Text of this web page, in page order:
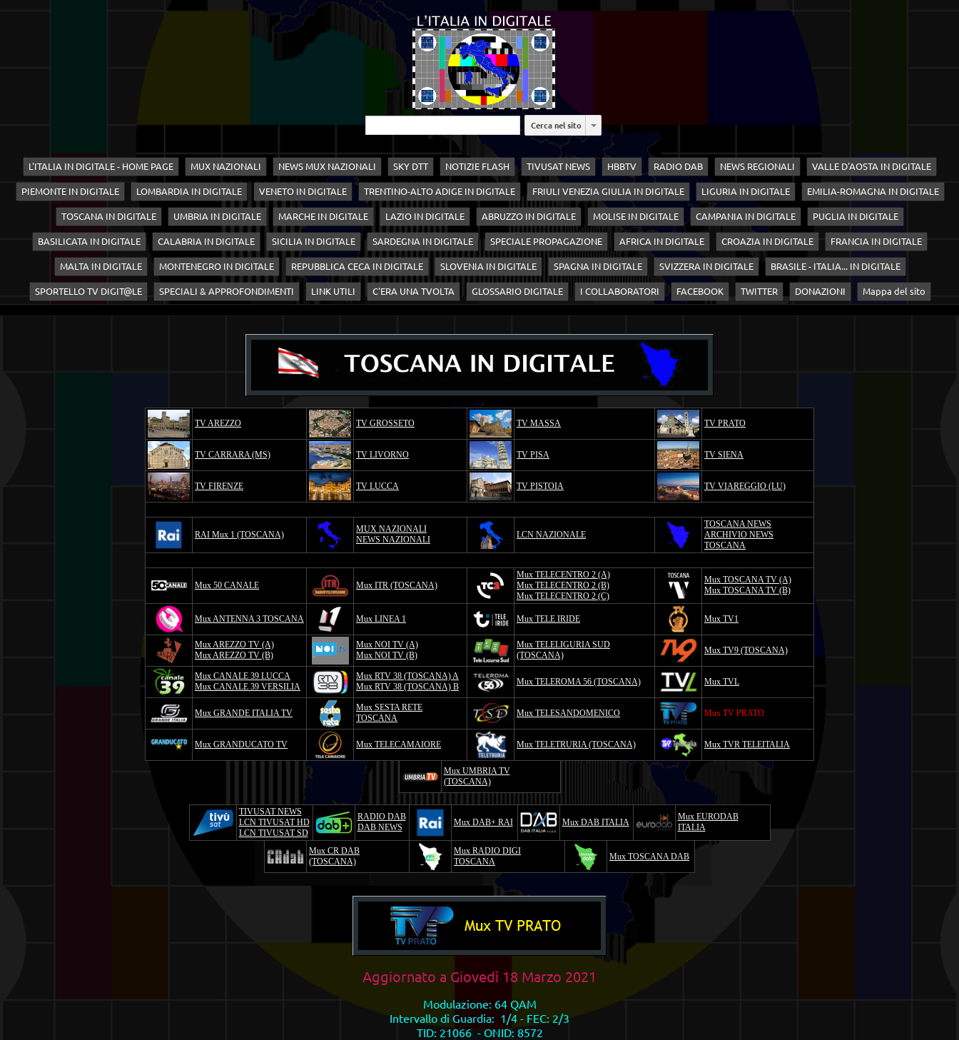
Cerca nel sito
L'ITALIA IN DIGITALE - HOME PAGE MUX NAZIONALI NEWS MUX NAZIONALI SKY DTT NOTIZIE FLASH TIVUSAT NEWS HBBTV RADIO DAB NEWS REGIONALI VALLE D'AOSTA IN DIGITALE
PIEMONTE IN DIGITALE LOMBARDIA IN DIGITALE VENETO IN DIGITALE TRENTINO-ALTO ADIGE IN DIGITALE FRIULI VENEZIA GIULIA IN DIGITALE LIGURIA IN DIGITALE EMILIA-ROMAGNA IN DIGITALE
TOSCANA IN DIGITALE UMBRIA IN DIGITALE MARCHE IN DIGITALE LAZIO IN DIGITALE ABRUZZO IN DIGITALE MOLISE IN DIGITALE CAMPANIA IN DIGITALE PUGLIA IN DIGITALE
BASILICATA IN DIGITALE CALABRIA IN DIGITALE SICILIA IN DIGITALE SARDEGNA IN DIGITALE SPECIALE PROPAGAZIONE AFRICA IN DIGITALE CROAZIA IN DIGITALE FRANCIA IN DIGITALE
MALTA IN DIGITALE MONTENEGRO IN DIGITALE REPUBBLICA CECA IN DIGITALE SLOVENIA IN DIGITALE SPAGNA IN DIGITALE SVIZZERA IN DIGITALE BRASILE - ITALIA... IN DIGITALE
SPORTELLO TV DIGIT@LE SPECIALI & APPROFONDIMENTI LINK UTILI C'ERA UNA TVOLTA GLOSSARIO DIGITALE I COLLABORATORI FACEBOOK TWITTER DONAZIONI Mappa del sito
TV AREZZO TV GROSSETO TV MASSA TV PRATO
TV CARRARA (MS) TV LIVORNO TV PISA TV SIENA
TV FIRENZE TV LUCCA TV PISTOIA TV VIAREGGIO (LU)
RAI Mux 1 (TOSCANA)
MUX NAZIONALI
NEWS NAZIONALI
LCN NAZIONALE
TOSCANA NEWS
ARCHIVIO NEWS
TOSCANA
Mux 50 CANALE Mux ITR (TOSCANA)
Mux TELECENTRO 2 (A)
Mux TELECENTRO 2 (B)
Mux TELECENTRO 2 (C)
Mux TOSCANA TV (A)
Mux TOSCANA TV (B)
Mux ANTENNA 3 TOSCANA Mux LINEA 1 Mux TELE IRIDE Mux TV1
Mux AREZZO TV (A)
Mux AREZZO TV (B)
Mux NOI TV (A)
Mux NOI TV (B)
Mux TELELIGURIA SUD
(TOSCANA)
Mux TV9 (TOSCANA)
Mux CANALE 39 LUCCA
Mux CANALE 39 VERSILIA
Mux RTV 38 (TOSCANA) A
Mux RTV 38 (TOSCANA) B
Mux TELEROMA 56 (TOSCANA) Mux TVL
Mux GRANDE ITALIA TV
Mux SESTA RETE
TOSCANA
Mux TELESANDOMENICO Mux TV PRATO
Mux GRANDUCATO TV Mux TELECAMAIORE Mux TELETRURIA (TOSCANA) Mux TVR TELEITALIA
Mux UMBRIA TV
(TOSCANA)
TIVUSAT NEWS
LCN TIVUSAT HD
LCN TIVUSAT SD
RADIO DAB
DAB NEWS
Mux DAB+ RAI Mux DAB ITALIA
Mux EURODAB
ITALIA
Mux CR DAB
(TOSCANA)
Mux RADIO DIGI
TOSCANA
Mux TOSCANA DAB
Aggiornato a Giovedì 18 Marzo 2021
Modulazione: 64 QAM
Intervallo di Guardia: 1/4 - FEC: 2/3
TID: 21066 - ONID: 8572